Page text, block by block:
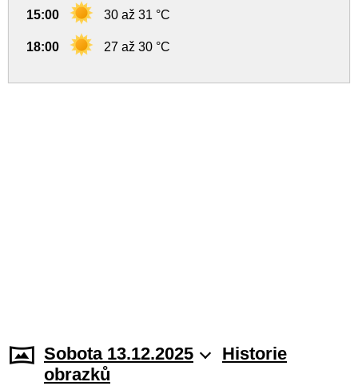
15:00 30 až 31 °C
18:00 27 až 30 °C
Sobota 13.12.2025
Historie
obrazků